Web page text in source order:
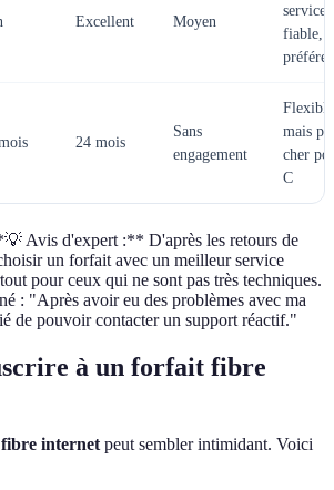
Excellent Moyen
service
fiable,
24 mois
Sans
engagement
mais
cher
C
Avis d'expert :** D'après les retours de
un forfait avec un meilleur service
pour ceux qui ne sont pas très techniques.
: "Après avoir eu des problèmes avec ma
de pouvoir contacter un support réactif."
à un forfait fibre
internet peut sembler intimidant. Voici